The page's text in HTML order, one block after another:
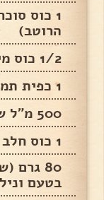
1 כוס
הרוטב)
1/2 כוס מים
1 כפית תמצית וניל
500 מ"ל שמנת מתוקה להקצפה
1 כוס חלב
80
בטעם וניל